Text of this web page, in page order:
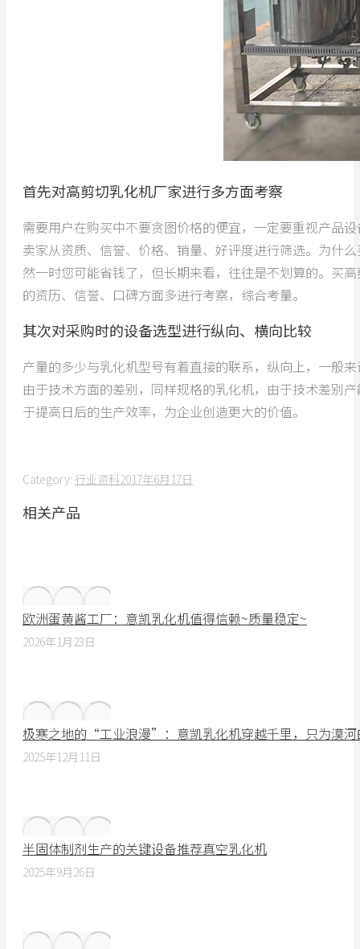
首先对高剪切乳化机厂家进行多方面考察
需要用户在购买中不要贪图价格的便宜，一定要重视产品
卖家从资质、信誉、价格、销量、好评度进行筛选。为什
然一时您可能省钱了，但长期来看，往往是不划算的。买
的资历、信誉、口碑方面多进行考察，综合考量。
其次对采购时的设备选型进行纵向、横向比较
产量的多少与乳化机型号有着直接的联系，纵向上，一般
由于技术方面的差别，同样规格的乳化机，由于技术差别
于提高日后的生产效率，为企业创造更大的价值。
Category: 行业资料2017年6月17日
相关产品
欧洲蛋黄酱工厂：意凯乳化机值得信赖~质量稳定~
2026年1月23日
极寒之地的“工业浪漫”：意凯乳化机穿越千里，只为漠河
2025年12月11日
半固体制剂生产的关键设备推荐真空乳化机
2025年9月26日